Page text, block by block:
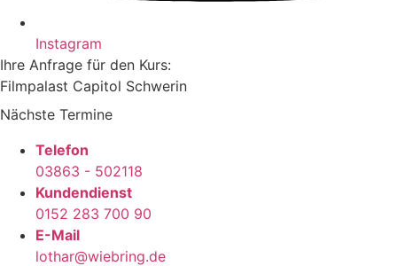
Instagram
Ihre Anfrage für den Kurs:
Filmpalast Capitol Schwerin
Nächste Termine
Telefon
03863 - 502118
Kundendienst
0152 283 700 90
E-Mail
lothar@wiebring.de